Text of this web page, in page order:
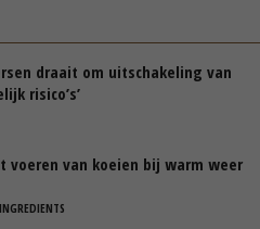
draait om uitschakeling van
risico’s’
voeren van koeien bij warm weer